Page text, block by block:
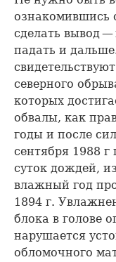
ознакомившись
сделать вывод
падать и
северного
которых
обвалы, как
годы и после
сентября 1988
суток дождей,
влажный год
1894 г.
блока в голове
нарушается
обломочного